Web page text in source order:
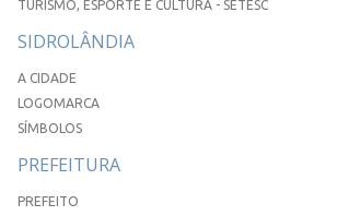
TURISMO, ESPORTE E CULTURA - SETESC
SIDROLÂNDIA
A CIDADE
LOGOMARCA
SÍMBOLOS
PREFEITURA
PREFEITO